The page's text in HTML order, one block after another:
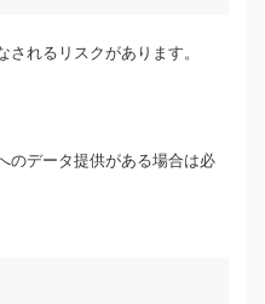
されるリスクがあります。
のデータ提供がある場合は必